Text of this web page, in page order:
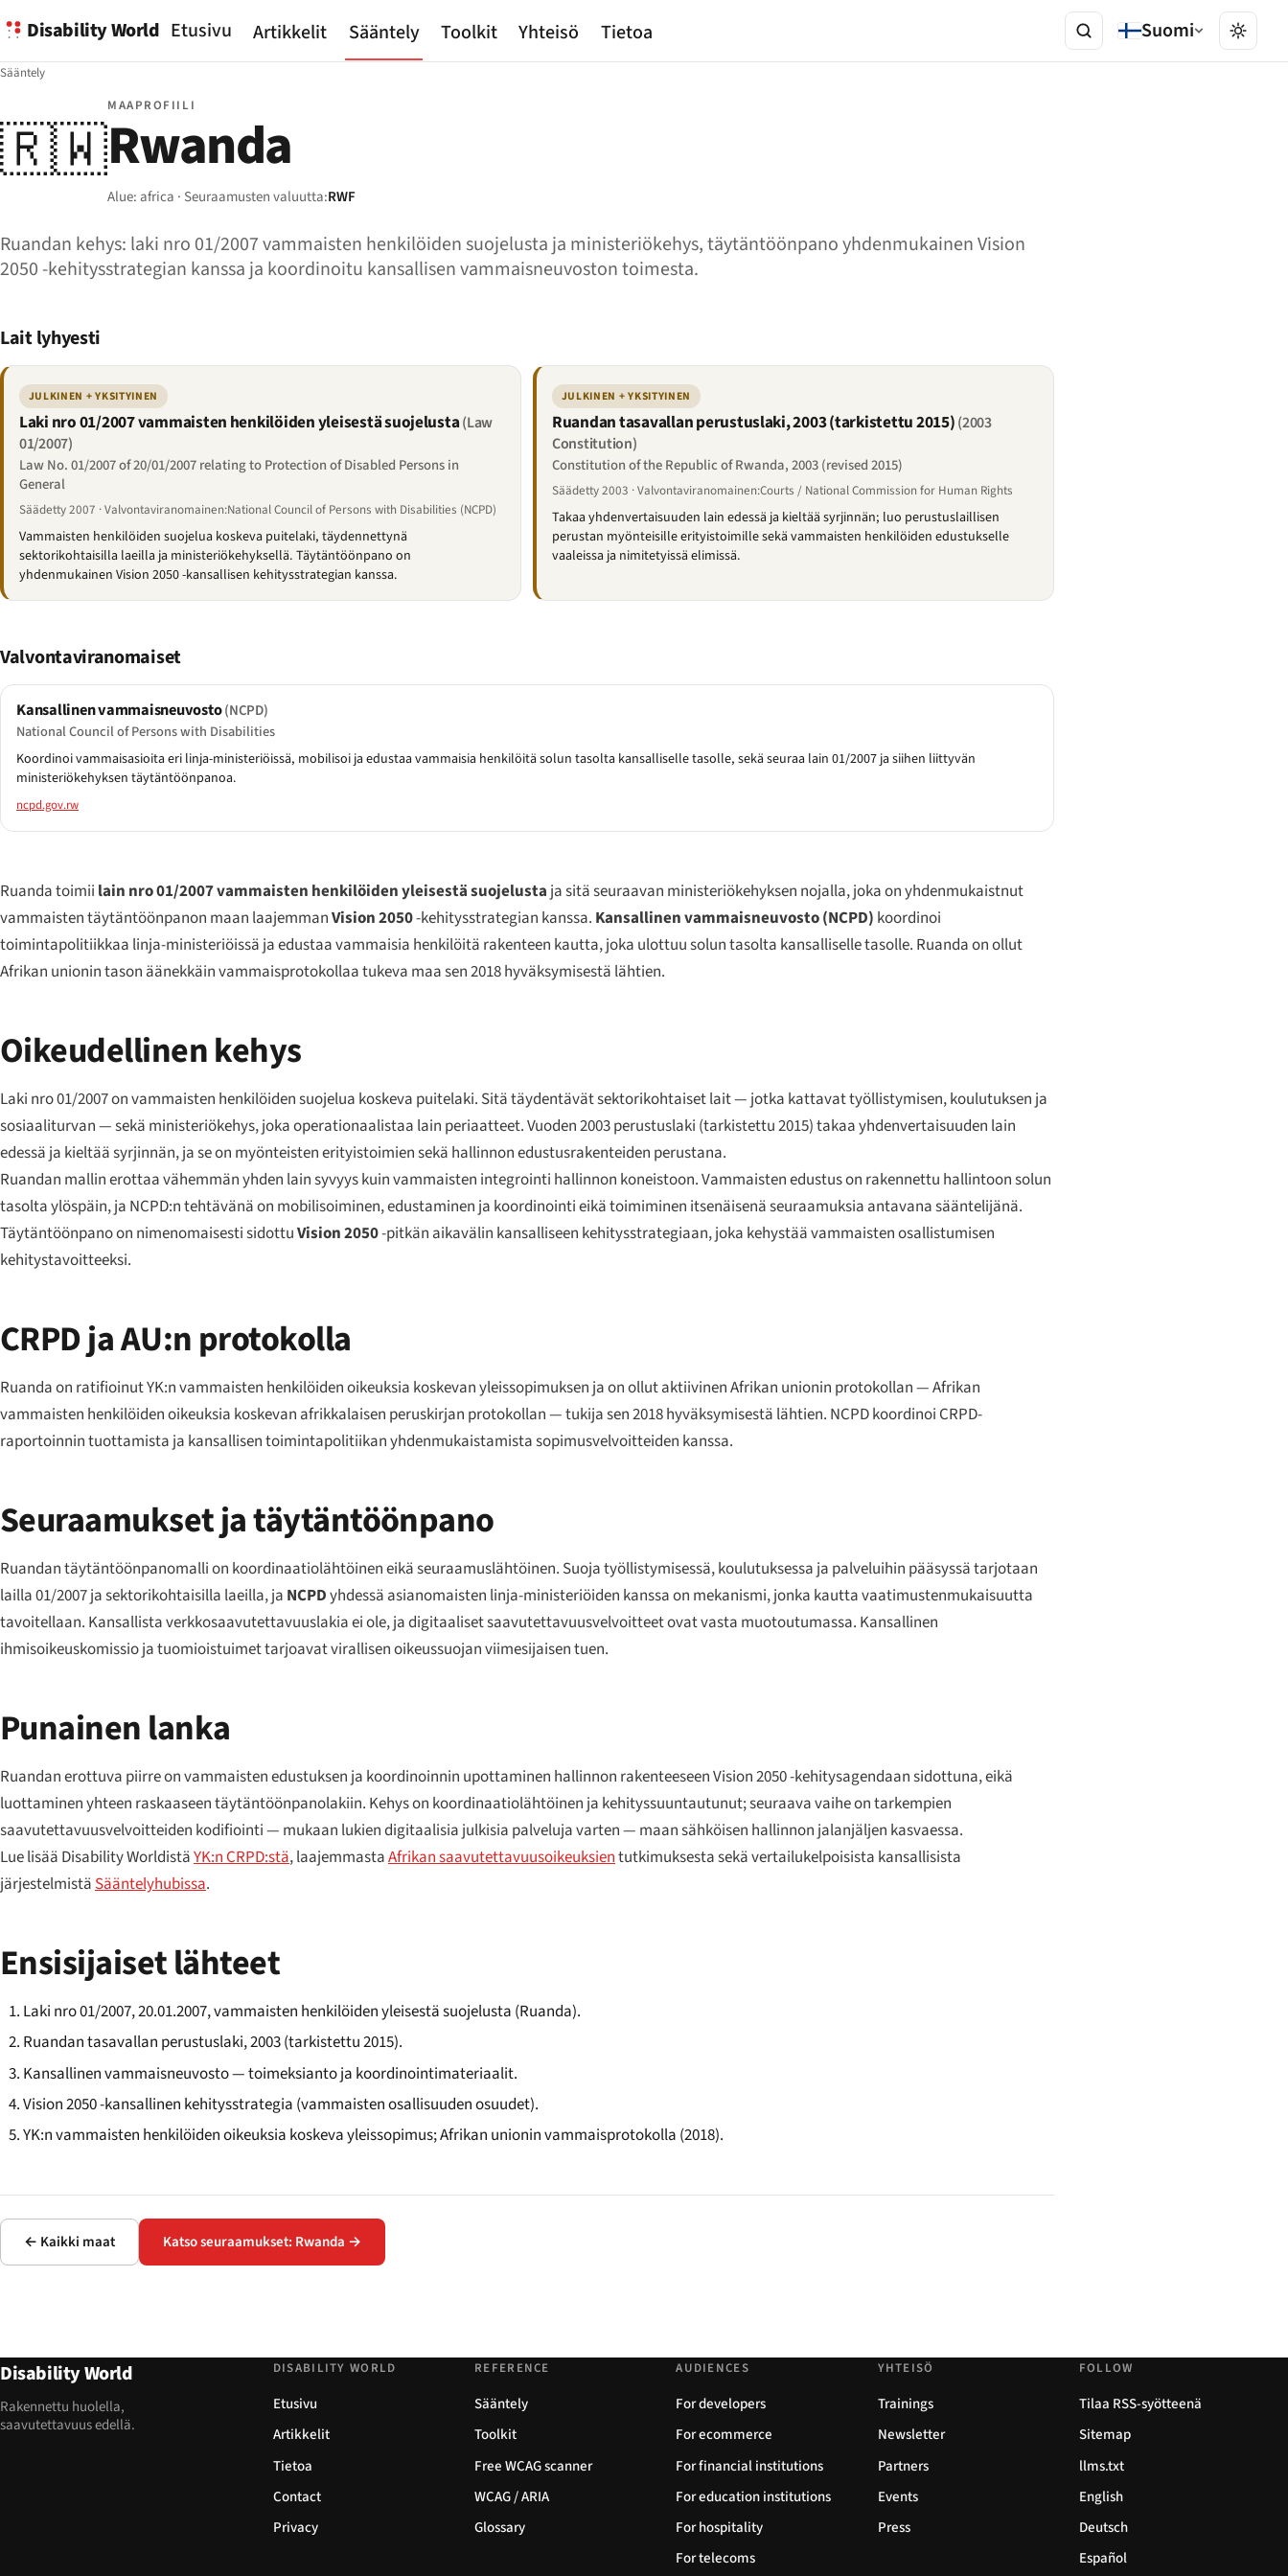
Disability World Etusivu Artikkelit Sääntely Toolkit Yhteisö Tietoa Suomi
Sääntely
🇷🇼
MAAPROFIILI
Rwanda
Alue: africa · Seuraamusten valuutta:RWF
Ruandan kehys: laki nro 01/2007 vammaisten henkilöiden suojelusta ja ministeriökehys, täytäntöönpano yhdenmukainen Vision
2050 -kehitysstrategian kanssa ja koordinoitu kansallisen vammaisneuvoston toimesta.
Lait lyhyesti
JULKINEN + YKSITYINEN
Laki nro 01/2007 vammaisten henkilöiden yleisestä suojelusta(Law
01/2007)
Law No. 01/2007 of 20/01/2007 relating to Protection of Disabled Persons in
General
Säädetty 2007 · Valvontaviranomainen:National Council of Persons with Disabilities (NCPD)
Vammaisten henkilöiden suojelua koskeva puitelaki, täydennettynä
sektorikohtaisilla laeilla ja ministeriökehyksellä. Täytäntöönpano on
yhdenmukainen Vision 2050 -kansallisen kehitysstrategian kanssa.
JULKINEN + YKSITYINEN
Ruandan tasavallan perustuslaki, 2003 (tarkistettu 2015)(2003
Constitution)
Constitution of the Republic of Rwanda, 2003 (revised 2015)
Säädetty 2003 · Valvontaviranomainen:Courts / National Commission for Human Rights
Takaa yhdenvertaisuuden lain edessä ja kieltää syrjinnän; luo perustuslaillisen
perustan myönteisille erityistoimille sekä vammaisten henkilöiden edustukselle
vaaleissa ja nimitetyissä elimissä.
Valvontaviranomaiset
Kansallinen vammaisneuvosto(NCPD)
National Council of Persons with Disabilities
Koordinoi vammaisasioita eri linja-ministeriöissä, mobilisoi ja edustaa vammaisia henkilöitä solun tasolta kansalliselle tasolle, sekä seuraa lain 01/2007 ja siihen liittyvän
ministeriökehyksen täytäntöönpanoa.
ncpd.gov.rw
Ruanda toimii lain nro 01/2007 vammaisten henkilöiden yleisestä suojelusta ja sitä seuraavan ministeriökehyksen nojalla, joka on yhdenmukaistnut
vammaisten täytäntöönpanon maan laajemmanVision 2050-kehitysstrategian kanssa. Kansallinen vammaisneuvosto (NCPD) koordinoi
toimintapolitiikkaa linja-ministeriöissä ja edustaa vammaisia henkilöitä rakenteen kautta, joka ulottuu solun tasolta kansalliselle tasolle. Ruanda on ollut
Afrikan unionin tason äänekkäin vammaisprotokollaa tukeva maa sen 2018 hyväksymisestä lähtien.
Oikeudellinen kehys
Laki nro 01/2007 on vammaisten henkilöiden suojelua koskeva puitelaki. Sitä täydentävät sektorikohtaiset lait — jotka kattavat työllistymisen, koulutuksen ja
sosiaaliturvan — sekä ministeriökehys, joka operationaalistaa lain periaatteet. Vuoden 2003 perustuslaki (tarkistettu 2015) takaa yhdenvertaisuuden lain
edessä ja kieltää syrjinnän, ja se on myönteisten erityistoimien sekä hallinnon edustusrakenteiden perustana.
Ruandan mallin erottaa vähemmän yhden lain syvyys kuin vammaisten integrointi hallinnon koneistoon. Vammaisten edustus on rakennettu hallintoon solun
tasolta ylöspäin, ja NCPD:n tehtävänä on mobilisoiminen, edustaminen ja koordinointi eikä toimiminen itsenäisenä seuraamuksia antavana sääntelijänä.
Täytäntöönpano on nimenomaisesti sidottuVision 2050-pitkän aikavälin kansalliseen kehitysstrategiaan, joka kehystää vammaisten osallistumisen
kehitystavoitteeksi.
CRPD ja AU:n protokolla
Ruanda on ratifioinut YK:n vammaisten henkilöiden oikeuksia koskevan yleissopimuksen ja on ollut aktiivinen Afrikan unionin protokollan — Afrikan
vammaisten henkilöiden oikeuksia koskevan afrikkalaisen peruskirjan protokollan — tukija sen 2018 hyväksymisestä lähtien. NCPD koordinoi CRPD-
raportoinnin tuottamista ja kansallisen toimintapolitiikan yhdenmukaistamista sopimusvelvoitteiden kanssa.
Seuraamukset ja täytäntöönpano
Ruandan täytäntöönpanomalli on koordinaatiolähtöinen eikä seuraamuslähtöinen. Suoja työllistymisessä, koulutuksessa ja palveluihin pääsyssä tarjotaan
lailla 01/2007 ja sektorikohtaisilla laeilla, ja NCPDyhdessä asianomaisten linja-ministeriöiden kanssa on mekanismi, jonka kautta vaatimustenmukaisuutta
tavoitellaan. Kansallista verkkosaavutettavuuslakia ei ole, ja digitaaliset saavutettavuusvelvoitteet ovat vasta muotoutumassa. Kansallinen
ihmisoikeuskomissio ja tuomioistuimet tarjoavat virallisen oikeussuojan viimesijaisen tuen.
Punainen lanka
Ruandan erottuva piirre on vammaisten edustuksen ja koordinoinnin upottaminen hallinnon rakenteeseen Vision 2050 -kehitysagendaan sidottuna, eikä
luottaminen yhteen raskaaseen täytäntöönpanolakiin. Kehys on koordinaatiolähtöinen ja kehityssuuntautunut; seuraava vaihe on tarkempien
saavutettavuusvelvoitteiden kodifiointi — mukaan lukien digitaalisia julkisia palveluja varten — maan sähköisen hallinnon jalanjäljen kasvaessa.
Lue lisää Disability WorldistäYK:n CRPD:stä, laajemmastaAfrikan saavutettavuusoikeuksientutkimuksesta sekä vertailukelpoisista kansallisista
järjestelmistäSääntelyhubissa.
Ensisijaiset lähteet
Laki nro 01/2007, 20.01.2007, vammaisten henkilöiden yleisestä suojelusta (Ruanda).
Ruandan tasavallan perustuslaki, 2003 (tarkistettu 2015).
Kansallinen vammaisneuvosto — toimeksianto ja koordinointimateriaalit.
Vision 2050 -kansallinen kehitysstrategia (vammaisten osallisuuden osuudet).
YK:n vammaisten henkilöiden oikeuksia koskeva yleissopimus; Afrikan unionin vammaisprotokolla (2018).
← Kaikki maat Katso seuraamukset: Rwanda →
Disability World
Rakennettu huolella,
saavutettavuus edellä.
DISABILITY WORLD
Etusivu
Artikkelit
Tietoa
Contact
Privacy
REFERENCE
Sääntely
Toolkit
Free WCAG scanner
WCAG / ARIA
Glossary
AUDIENCES
For developers
For ecommerce
For financial institutions
For education institutions
For hospitality
For telecoms
YHTEISÖ
Trainings
Newsletter
Partners
Events
Press
FOLLOW
Tilaa RSS-syötteenä
Sitemap
llms.txt
English
Deutsch
Español